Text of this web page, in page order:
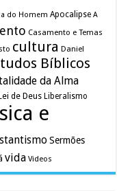
do Homem Apocalipse A
Casamento e Temas
cultura Daniel
Bíblicos
da Alma
de Deus Liberalismo
e
Sermões
vida Videos